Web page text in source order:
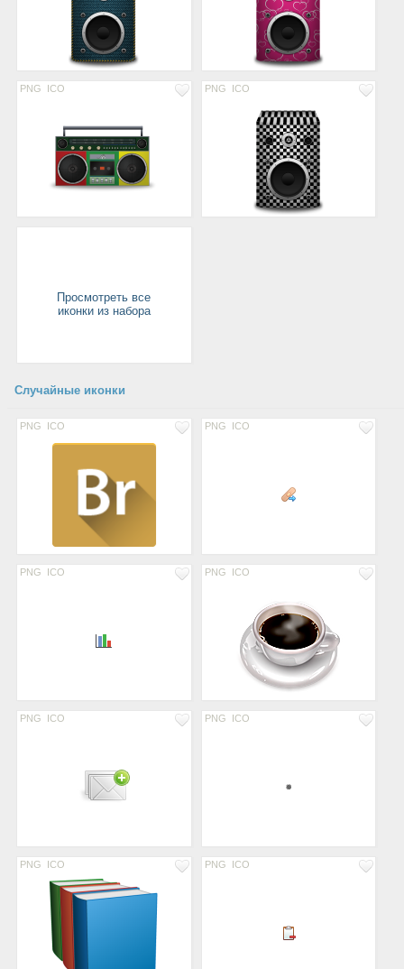
PNG ICO PNG ICO
Просмотреть все
иконки из набора
Случайные иконки
PNG ICO PNG ICO
PNG ICO PNG ICO
PNG ICO PNG ICO
PNG ICO PNG ICO